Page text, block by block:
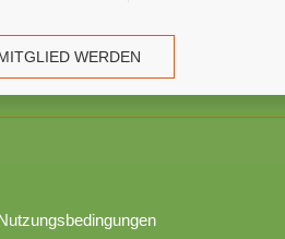
WERDEN